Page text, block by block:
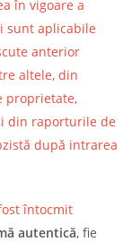
în vigoare a
sunt aplicabile
anterior
altele, din
proprietate,
din raporturile de
după intrarea
întocmit
autentică, fie